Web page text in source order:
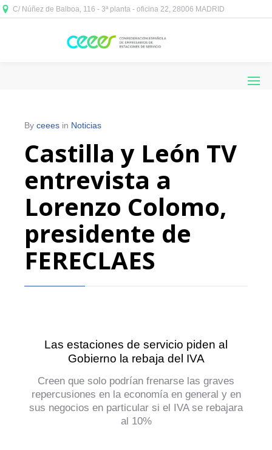
C/ Núñez de Balboa, 116 - 3ª planta - oficina 22, 28006 MADRID
By ceees in Noticias
Castilla y León TV
entrevista a
Lorenzo Colomo,
presidente de
FERECLAES
Las estaciones de servicio piden al
Gobierno la rebaja del IVA
Creen que solo podrían frenarse las graves
repercusiones en la economía en general y en
sus negocios en particular si el IVA se rebajara
al 10%